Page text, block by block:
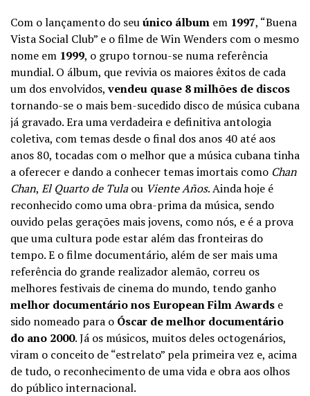
Com o lançamento do seuúnico álbum em 1997, “Buena
Vista Social Club” e o filme de Win Wenders com o mesmo
nome em 1999, o grupo tornou-se numa referência
mundial. O álbum, que revivia os maiores êxitos de cada
um dos envolvidos,vendeu quase 8 milhões de discos
tornando-se o mais bem-sucedido disco de música cubana
já gravado. Era uma verdadeira e definitiva antologia
coletiva, com temas desde o final dos anos 40 até aos
anos 80, tocadas com o melhor que a música cubana tinha
a oferecer e dando a conhecer temas imortais como Chan
Chan, El Quarto de Tulaou Viente Años. Ainda hoje é
reconhecido como uma obra-prima da música, sendo
ouvido pelas gerações mais jovens, como nós, e é a prova
que uma cultura pode estar além das fronteiras do
tempo. E o filme documentário, além de ser mais uma
referência do grande realizador alemão, correu os
melhores festivais de cinema do mundo, tendo ganho
melhor documentário nos European Film Awards e
sido nomeado para o Óscar de melhor documentário
do ano 2000. Já os músicos, muitos deles octogenários,
viram o conceito de “estrelato” pela primeira vez e, acima
de tudo, o reconhecimento de uma vida e obra aos olhos
do público internacional.